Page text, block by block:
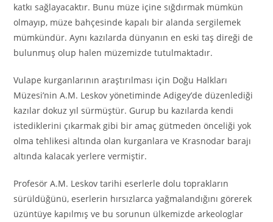
katkı sağlayacaktır. Bunu müze içine sığdırmak mümkün
olmayıp, müze bahçesinde kapalı bir alanda sergilemek
mümkündür. Aynı kazılarda dünyanın en eski taş direği de
bulunmuş olup halen müzemizde tutulmaktadır.
Vulape kurganlarının araştırılması için Doğu Halkları
Müzesi’nin A.M. Leskov yönetiminde Adigey’de düzenlediği
kazılar dokuz yıl sürmüştür. Gurup bu kazılarda kendi
istediklerini çıkarmak gibi bir amaç gütmeden önceliği yok
olma tehlikesi altında olan kurganlara ve Krasnodar barajı
altında kalacak yerlere vermiştir.
Profesör A.M. Leskov tarihi eserlerle dolu toprakların
sürüldüğünü, eserlerin hırsızlarca yağmalandığını görerek
üzüntüye kapılmış ve bu sorunun ülkemizde arkeologlar